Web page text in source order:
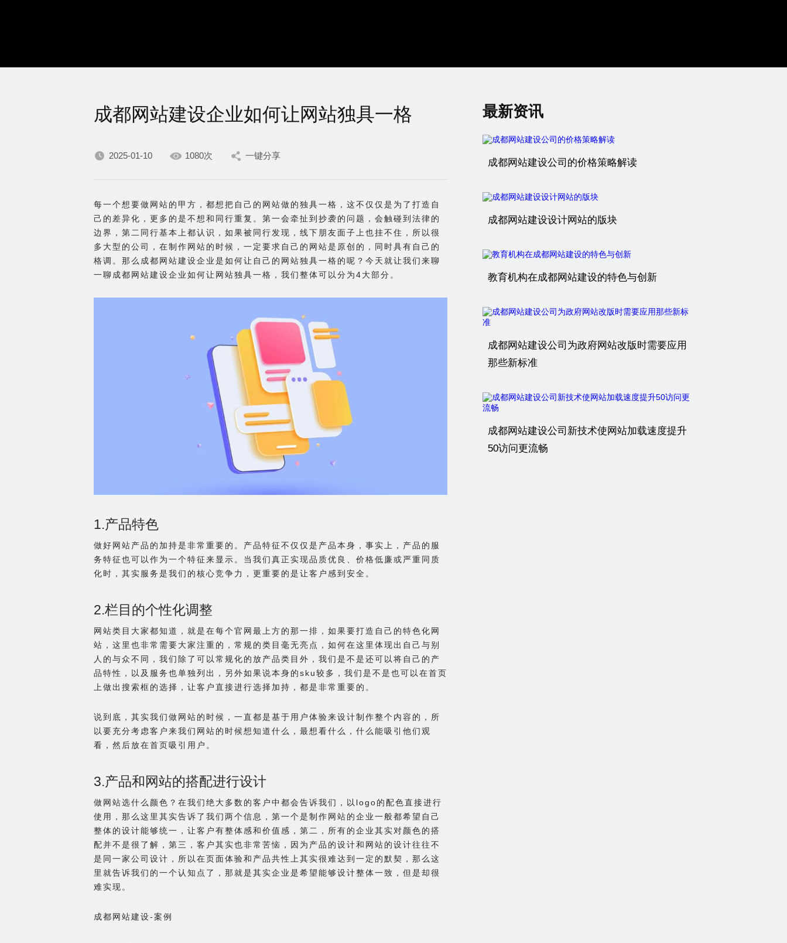
成都网站建设企业如何让网站独具一格
2025-01-10 1080次 一键分享
每一个想要做网站的甲方，都想把自己的网站做的独具一格，这不仅仅是为了打造自
己的差异化，更多的是不想和同行重复。第一会牵扯到抄袭的问题，会触碰到法律的
边界，第二同行基本上都认识，如果被同行发现，线下朋友面子上也挂不住，所以很
多大型的公司，在制作网站的时候，一定要求自己的网站是原创的，同时具有自己的
格调。那么成都网站建设企业是如何让自己的网站独具一格的呢？今天就让我们来聊
一聊成都网站建设企业如何让网站独具一格，我们整体可以分为4大部分。
1.产品特色
做好网站产品的加持是非常重要的。产品特征不仅仅是产品本身，事实上，产品的服
务特征也可以作为一个特征来显示。当我们真正实现品质优良、价格低廉或严重同质
化时，其实服务是我们的核心竞争力，更重要的是让客户感到安全。
2.栏目的个性化调整
网站类目大家都知道，就是在每个官网最上方的那一排，如果要打造自己的特色化网
站，这里也非常需要大家注重的，常规的类目毫无亮点，如何在这里体现出自己与别
人的与众不同，我们除了可以常规化的放产品类目外，我们是不是还可以将自己的产
品特性，以及服务也单独列出，另外如果说本身的sku较多，我们是不是也可以在首页
上做出搜索框的选择，让客户直接进行选择加持，都是非常重要的。
说到底，其实我们做网站的时候，一直都是基于用户体验来设计制作整个内容的，所
以要充分考虑客户来我们网站的时候想知道什么，最想看什么，什么能吸引他们观
看，然后放在首页吸引用户。
3.产品和网站的搭配进行设计
做网站选什么颜色？在我们绝大多数的客户中都会告诉我们，以logo的配色直接进行
使用，那么这里其实告诉了我们两个信息，第一个是制作网站的企业一般都希望自己
整体的设计能够统一，让客户有整体感和价值感，第二，所有的企业其实对颜色的搭
配并不是很了解，第三，客户其实也非常苦恼，因为产品的设计和网站的设计往往不
是同一家公司设计，所以在页面体验和产品共性上其实很难达到一定的默契，那么这
里就告诉我们的一个认知点了，那就是其实企业是希望能够设计整体一致，但是却很
难实现。
成都网站建设-案例
最新资讯
成都网站建设公司的价格策略解读
成都网站建设设计网站的版块
教育机构在成都网站建设的特色与创新
成都网站建设公司为政府网站改版时需要应用
那些新标准
成都网站建设公司新技术使网站加载速度提升
50访问更流畅